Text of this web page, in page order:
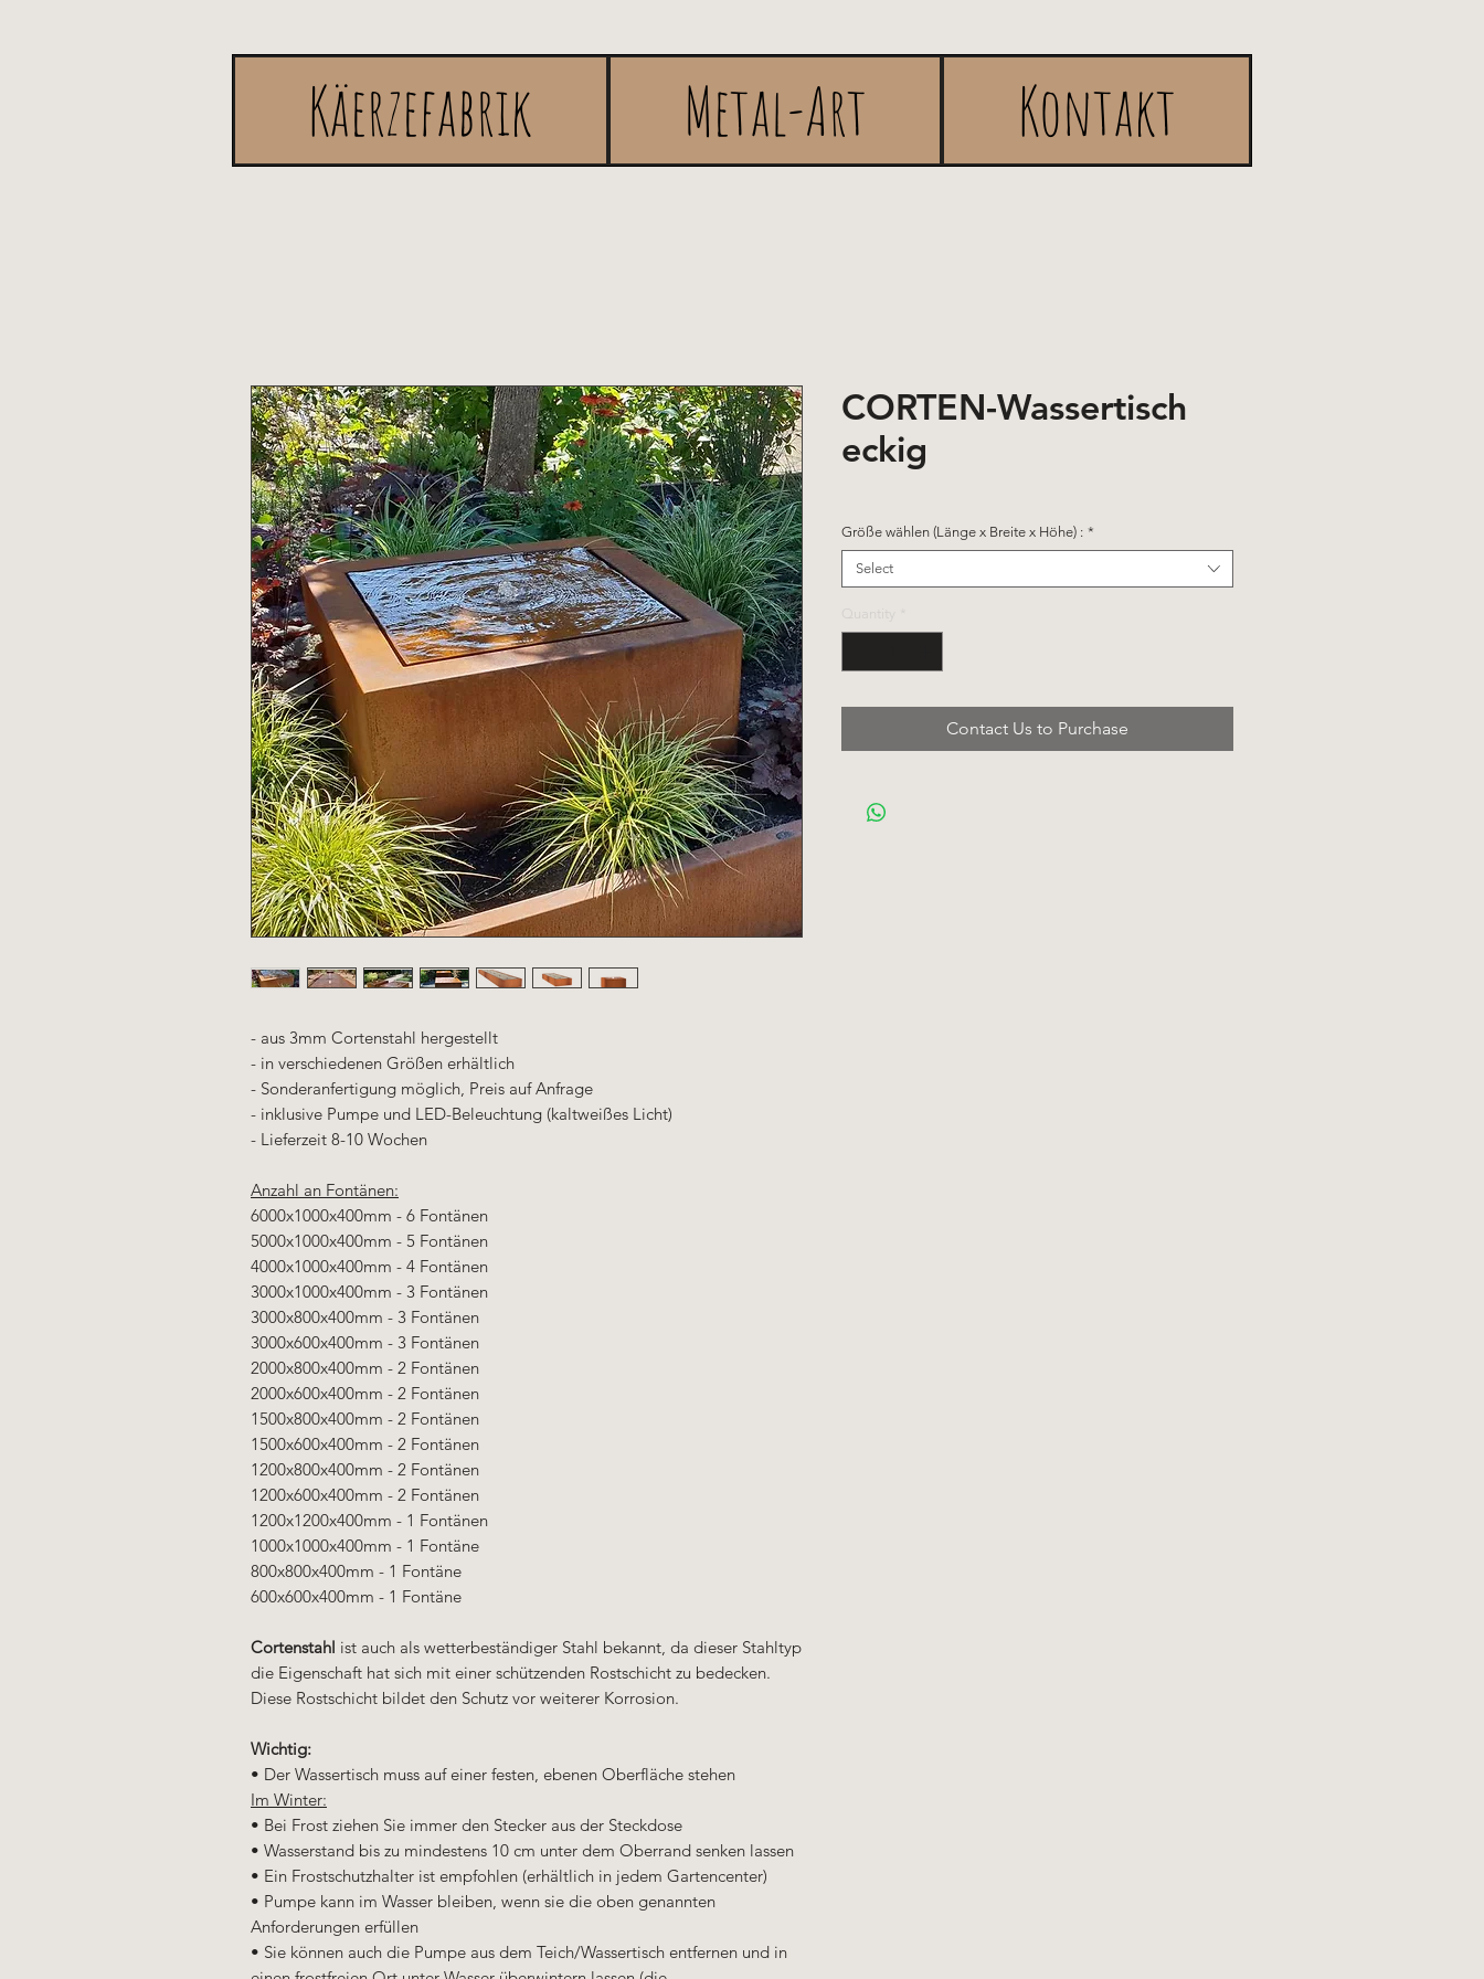
Käerzefabrik Metal-Art Kontakt
- aus 3mm Cortenstahl hergestellt
- in verschiedenen Größen erhältlich
- Sonderanfertigung möglich, Preis auf Anfrage
- inklusive Pumpe und LED-Beleuchtung (kaltweißes Licht)
- Lieferzeit 8-10 Wochen
Anzahl an Fontänen:
6000x1000x400mm - 6 Fontänen
5000x1000x400mm - 5 Fontänen
4000x1000x400mm - 4 Fontänen
3000x1000x400mm - 3 Fontänen
3000x800x400mm - 3 Fontänen
3000x600x400mm - 3 Fontänen
2000x800x400mm - 2 Fontänen
2000x600x400mm - 2 Fontänen
1500x800x400mm - 2 Fontänen
1500x600x400mm - 2 Fontänen
1200x800x400mm - 2 Fontänen
1200x600x400mm - 2 Fontänen
1200x1200x400mm - 1 Fontänen
1000x1000x400mm - 1 Fontäne
800x800x400mm - 1 Fontäne
600x600x400mm - 1 Fontäne
Cortenstahl ist auch als wetterbeständiger Stahl bekannt, da dieser Stahltyp
die Eigenschaft hat sich mit einer schützenden Rostschicht zu bedecken.
Diese Rostschicht bildet den Schutz vor weiterer Korrosion.
Wichtig:
• Der Wassertisch muss auf einer festen, ebenen Oberfläche stehen
Im Winter:
• Bei Frost ziehen Sie immer den Stecker aus der Steckdose
• Wasserstand bis zu mindestens 10 cm unter dem Oberrand senken lassen
• Ein Frostschutzhalter ist empfohlen (erhältlich in jedem Gartencenter)
• Pumpe kann im Wasser bleiben, wenn sie die oben genannten
Anforderungen erfüllen
• Sie können auch die Pumpe aus dem Teich/Wassertisch entfernen und in
CORTEN-Wassertisch
eckig
Größe wählen (Länge x Breite x Höhe) : *
Select
Quantity
Contact Us to Purchase